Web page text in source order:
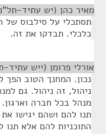
מאיר כהן (יש עתיד-
תסתכלי על סילבוס של
כלכלי. תבדקו את זה.
אורלי פרומן (ייש
נכון. המחנך הטוב הפך
ניהול, זה ניהול. גם
מנהל בכל חברה
תנו להם ושהם יגישו
התוכניות להם אלא